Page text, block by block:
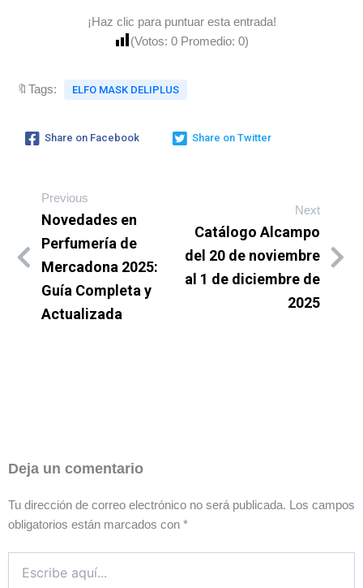
¡Haz clic para puntuar esta entrada!
(Votos: 0 Promedio: 0)
🔖Tags: ELFO MASK DELIPLUS
Share on Facebook Share on Twitter
Previous
Novedades en
Perfumería de
Mercadona 2025:
Guía Completa y
Actualizada
Next
Catálogo Alcampo
del 20 de noviembre
al 1 de diciembre de
2025
Deja un comentario
Tu dirección de correo electrónico no será publicada. Los campos
obligatorios están marcados con *
aquí...